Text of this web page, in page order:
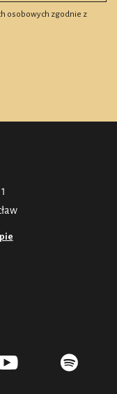
osobowych zgodnie z